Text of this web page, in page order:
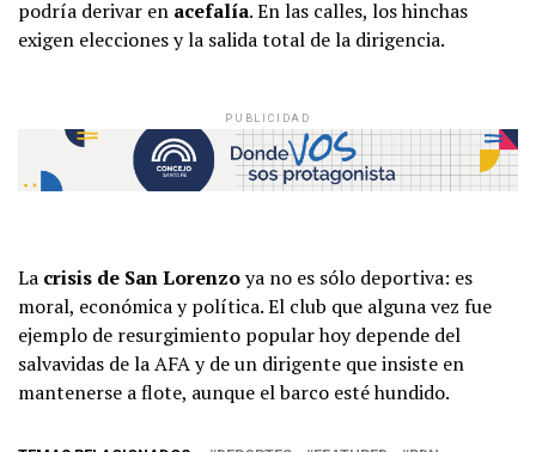
podría derivar en acefalía. En las calles, los hinchas
exigen elecciones y la salida total de la dirigencia.
PUBLICIDAD
La crisis de San Lorenzoya no es sólo deportiva: es
moral, económica y política. El club que alguna vez fue
ejemplo de resurgimiento popular hoy depende del
salvavidas de la AFA y de un dirigente que insiste en
mantenerse a flote, aunque el barco esté hundido.